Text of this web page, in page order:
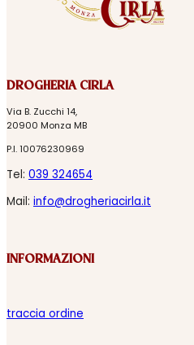
DROGHERIA CIRLA
Via B. Zucchi 14,
20900 Monza MB
P.I. 10076230969
Tel: 039 324654
Mail: info@drogheriacirla.it
INFORMAZIONI
traccia ordine